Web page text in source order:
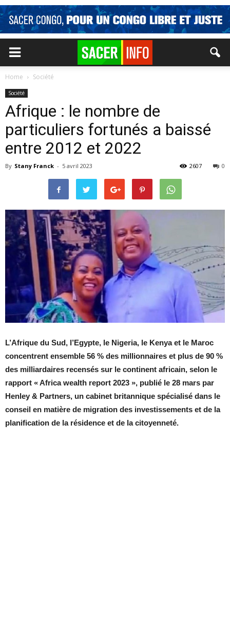
Home Société
Société
Afrique : le nombre de
particuliers fortunés a baissé
entre 2012 et 2022
By Stany Franck - 5 avril 2023 0
2607
L’Afrique du Sud, l’Egypte, le Nigeria, le Kenya et le Maroc
concentrent ensemble 56 % des millionnaires et plus de 90 %
des milliardaires recensés sur le continent africain, selon le
rapport « Africa wealth report 2023 », publié le 28 mars par
Henley & Partners, un cabinet britannique spécialisé dans le
conseil en matière de migration des investissements et de la
planification de la résidence et de la citoyenneté.